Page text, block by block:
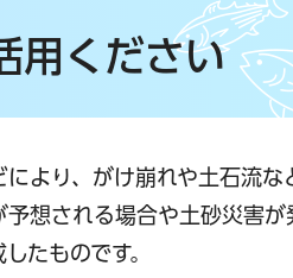
用ください
より、がけ崩れや土石流な
想される場合や土砂災害が
たものです。